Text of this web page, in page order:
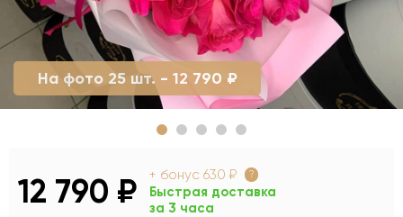
На фото 25 шт. - 12 790 ₽
12 790 ₽ + бонус 630 ₽ ?
Быстрая доставка
за 3 часа